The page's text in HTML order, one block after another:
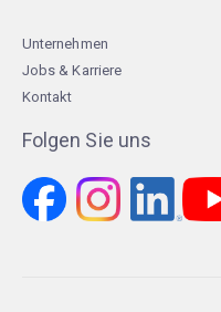
Unternehmen
Jobs & Karriere
Kontakt
Folgen Sie uns